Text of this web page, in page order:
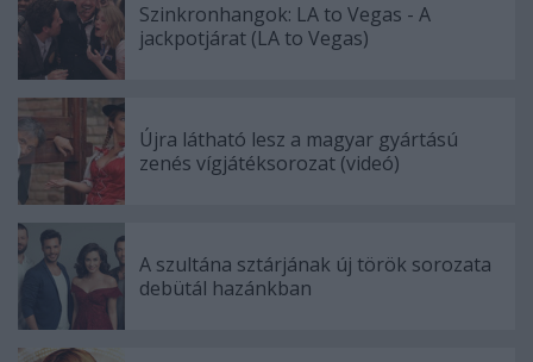
Szinkronhangok: LA to Vegas - A
jackpotjárat (LA to Vegas)
Újra látható lesz a magyar gyártású
zenés vígjátéksorozat (videó)
A szultána sztárjának új török sorozata
debütál hazánkban